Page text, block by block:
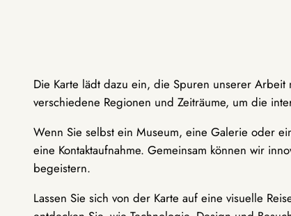
Die Karte lädt dazu ein, die Spuren unserer
verschiedene Regionen und Zeiträume, um die
Wenn Sie selbst ein Museum, eine Galerie oder
eine Kontaktaufnahme. Gemeinsam können wir
begeistern.
Lassen Sie sich von der Karte auf eine visuelle